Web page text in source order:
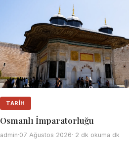
TARIH
Osmanlı İmparatorluğu
admin·07 Ağustos 2026· 2 dk okuma dk